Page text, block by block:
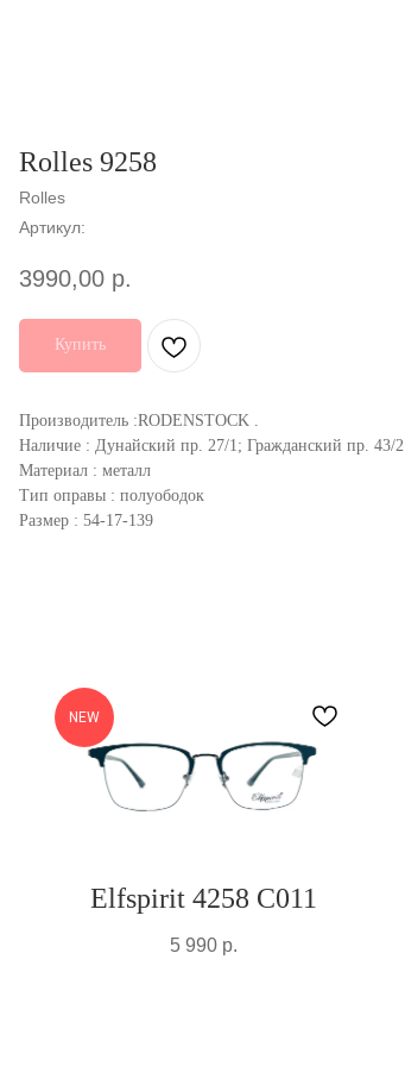
Rolles 9258
Rolles
Артикул:
3990,00 р.
Купить
Производитель :RODENSTOCK .
Наличие : Дунайский пр. 27/1; Гражданский пр. 43/2
Материал : металл
Тип оправы : полуободок
Размер : 54-17-139
NEW
Elfspirit 4258 C011
5 990 р.